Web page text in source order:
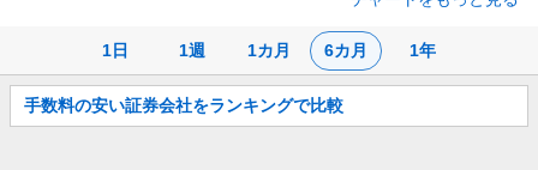
1日 1週 1カ月 6カ月 1年
お
知
手数料の安い証券会社をランキングで比較